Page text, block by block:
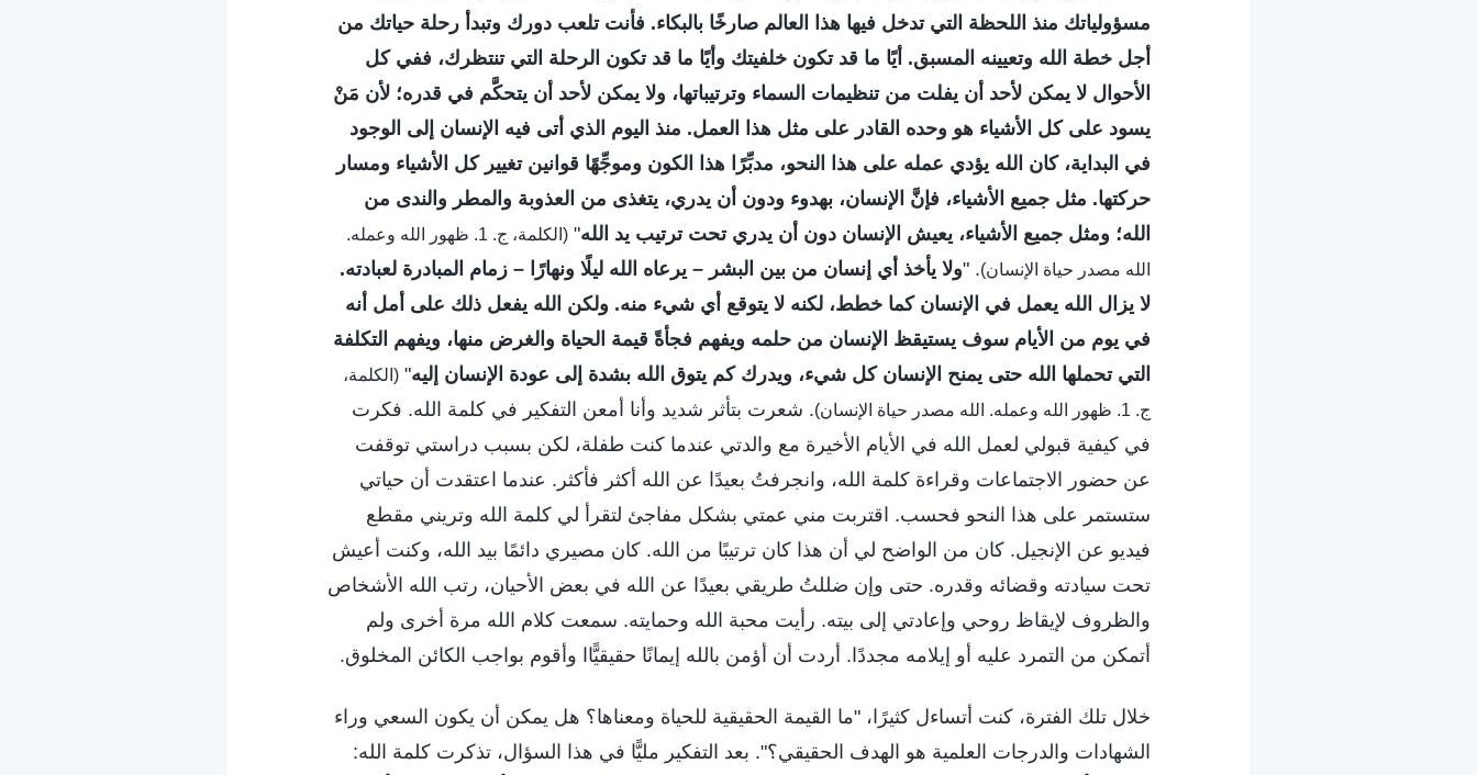
مسؤولياتك منذ اللحظة التي تدخل فيها هذا العالم صارخًا بالبكاء. فأنت تلعب دورك وتبدأ رحلة حياتك من
أجل خطة الله وتعيينه المسبق. أيًا ما قد تكون خلفيتك وأيًا ما قد تكون الرحلة التي تنتظرك، ففي كل
الأحوال لا يمكن لأحد أن يفلت من تنظيمات السماء وترتيباتها، ولا يمكن لأحد أن يتحكَّم في قدره؛ لأن مَنْ
يسود على كل الأشياء هو وحده القادر على مثل هذا العمل. منذ اليوم الذي أتى فيه الإنسان إلى الوجود
في البداية، كان الله يؤدي عمله على هذا النحو، مدبِّرًا هذا الكون وموجِّهًا قوانين تغيير كل الأشياء ومسار
حركتها. مثل جميع الأشياء، فإنَّ الإنسان، بهدوء ودون أن يدري، يتغذى من العذوبة والمطر والندى من
الله؛ ومثل جميع الأشياء، يعيش الإنسان دون أن يدري تحت ترتيب يد الله"
(الكلمة، ج. 1. ظهور الله وعمله.
الله مصدر حياة الإنسان). "ولا يأخذ أي إنسان من بين البشر – يرعاه الله ليلًا ونهارًا – زمام المبادرة لعبادته.
لا يزال الله يعمل في الإنسان كما خطط، لكنه لا يتوقع أي شيء منه. ولكن الله يفعل ذلك على أمل أنه
في يوم من الأيام سوف يستيقظ الإنسان من حلمه ويفهم فجأةً قيمة الحياة والغرض منها، ويفهم التكلفة
التي تحملها الله حتى يمنح الإنسان كل شيء، ويدرك كم يتوق الله بشدة إلى عودة الإنسان إليه" (الكلمة،
ج. 1. ظهور الله وعمله. الله مصدر حياة الإنسان)
. شعرت بتأثر شديد وأنا أمعن التفكير في كلمة الله. فكرت
في كيفية قبولي لعمل الله في الأيام الأخيرة مع والدتي عندما كنت طفلة، لكن بسبب دراستي توقفت
عن حضور الاجتماعات وقراءة كلمة الله، وانجرفتُ بعيدًا عن الله أكثر فأكثر. عندما اعتقدت أن حياتي
ستستمر على هذا النحو فحسب. اقتربت مني عمتي بشكل مفاجئ لتقرأ لي كلمة الله وتريني مقطع
فيديو عن الإنجيل. كان من الواضح لي أن هذا كان ترتيبًا من الله. كان مصيري دائمًا بيد الله، وكنت أعيش
تحت سيادته وقضائه وقدره. حتى وإن ضللتُ طريقي بعيدًا عن الله في بعض الأحيان، رتب الله الأشخاص
والظروف لإيقاظ روحي وإعادتي إلى بيته. رأيت محبة الله وحمايته. سمعت كلام الله مرة أخرى ولم
أتمكن من التمرد عليه أو إيلامه مجددًا. أردت أن أؤمن بالله إيمانًا حقيقيًّاا وأقوم بواجب الكائن المخلوق.
خلال تلك الفترة، كنت أتساءل كثيرًا، "ما القيمة الحقيقية للحياة ومعناها؟ هل يمكن أن يكون السعي وراء
الشهادات والدرجات العلمية هو الهدف الحقيقي؟". بعد التفكير مليًّا في هذا السؤال، تذكرت كلمة الله: